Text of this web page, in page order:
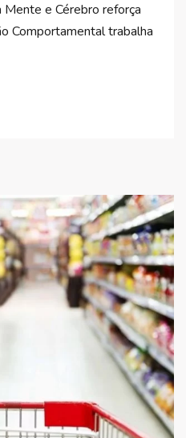
e Cérebro reforça
Comportamental trabalha